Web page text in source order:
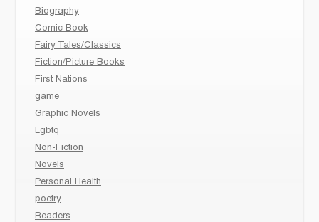
Biography
Comic Book
Fairy Tales/Classics
Fiction/Picture Books
First Nations
game
Graphic Novels
Lgbtq
Non-Fiction
Novels
Personal Health
poetry
Readers